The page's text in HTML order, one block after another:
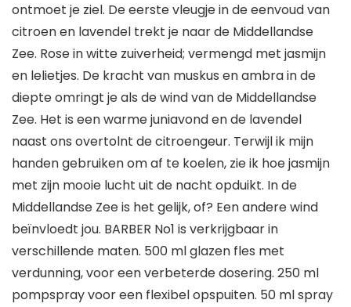
ontmoet je ziel. De eerste vleugje in de eenvoud van
citroen en lavendel trekt je naar de Middellandse
Zee. Rose in witte zuiverheid; vermengd met jasmijn
en lelietjes. De kracht van muskus en ambra in de
diepte omringt je als de wind van de Middellandse
Zee. Het is een warme juniavond en de lavendel
naast ons overtolnt de citroengeur. Terwijl ik mijn
handen gebruiken om af te koelen, zie ik hoe jasmijn
met zijn mooie lucht uit de nacht opduikt. In de
Middellandse Zee is het gelijk, of? Een andere wind
beïnvloedt jou. BARBER No1 is verkrijgbaar in
verschillende maten. 500 ml glazen fles met
verdunning, voor een verbeterde dosering. 250 ml
pompspray voor een flexibel opspuiten. 50 ml spray